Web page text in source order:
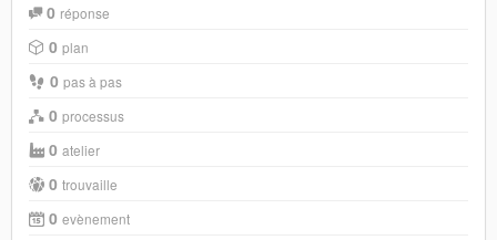
0 réponse
0 plan
0 pas à pas
0 processus
0 atelier
0 trouvaille
0 evènement